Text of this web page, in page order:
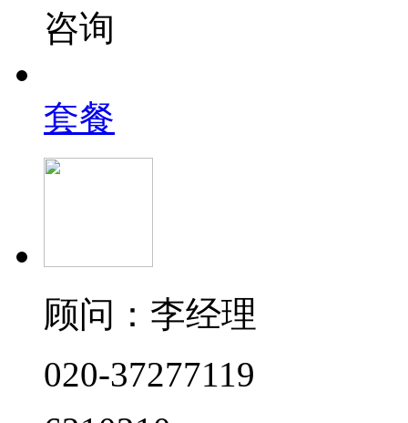
咨询
套餐
顾问：李经理
020-37277119